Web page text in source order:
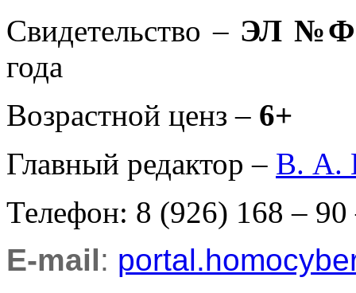
Свидетельство – ЭЛ
года
Возрастной ценз – 6+
Главный редактор – В. А.
Телефон: 8 (926) 168 – 90
E-mail: